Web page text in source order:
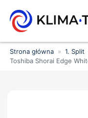
Strona główna » 1. Split
Toshiba Shorai Edge